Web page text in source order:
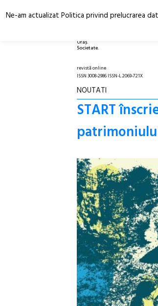
Oraș.
Societate.
revistă online
ISSN 3008-2986 ISSN-L 2069-721X
NOUTATI
START
Ne-am actualizat Politica privind prelucrarea